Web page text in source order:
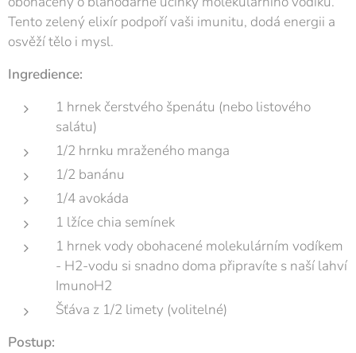
Tento zelený elixír podpoří vaši imunitu, dodá energii a
osvěží tělo i mysl.
Ingredience:
1 hrnek čerstvého špenátu (nebo listového
salátu)
1/2 hrnku mraženého manga
1/2 banánu
1/4 avokáda
1 lžíce chia semínek
1 hrnek vody obohacené molekulárním vodíkem
- H2-vodu si snadno doma připravíte s naší lahví
ImunoH2
Šťáva z 1/2 limety (volitelné)
Postup: